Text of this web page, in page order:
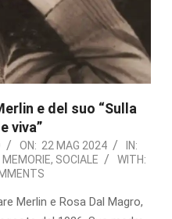
e del suo “Sulla
viva”
ON: 22 MAG 2024
IN:
MEMORIE, SOCIALE
WITH:
Merlin e Rosa Dal Magro,